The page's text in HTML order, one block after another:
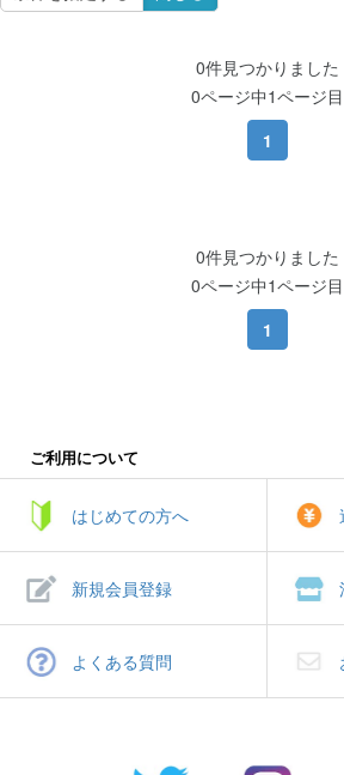
0件見つかりました
0ページ中1ページ目
1
0件見つかりました
0ページ中1ページ目
1
ご利用について
はじめての方へ
新規会員登録
よくある質問